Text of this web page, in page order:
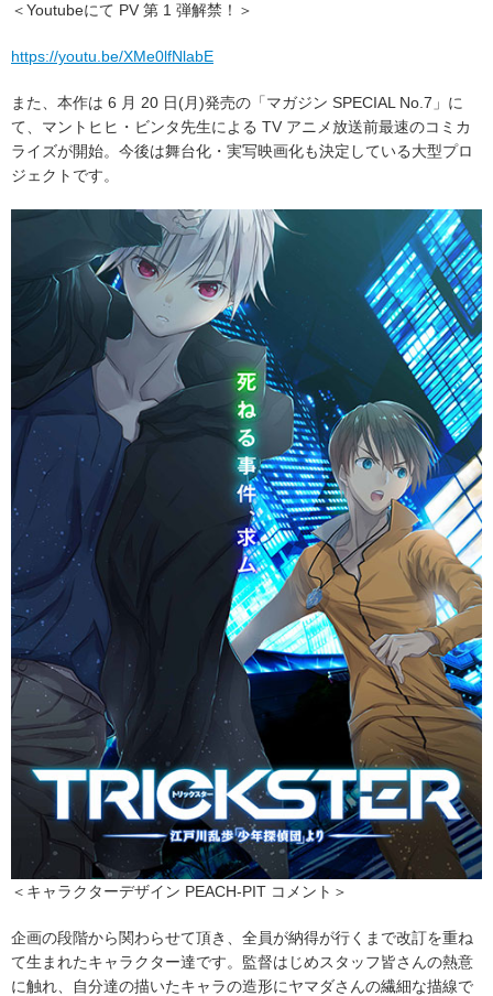
＜Youtubeにて PV 第 1 弾解禁！＞
https://youtu.be/XMe0lfNlabE
また、本作は 6 月 20 日(月)発売の「マガジン SPECIAL No.7」に
て、マントヒヒ・ビンタ先生による TV アニメ放送前最速のコミカ
ライズが開始。今後は舞台化・実写映画化も決定している大型プロ
ジェクトです。
＜キャラクターデザイン PEACH-PIT コメント＞
企画の段階から関わらせて頂き、全員が納得が行くまで改訂を重ね
て生まれたキャラクター達です。監督はじめスタッフ皆さんの熱意
に触れ、自分達の描いたキャラの造形にヤマダさんの繊細な描線で